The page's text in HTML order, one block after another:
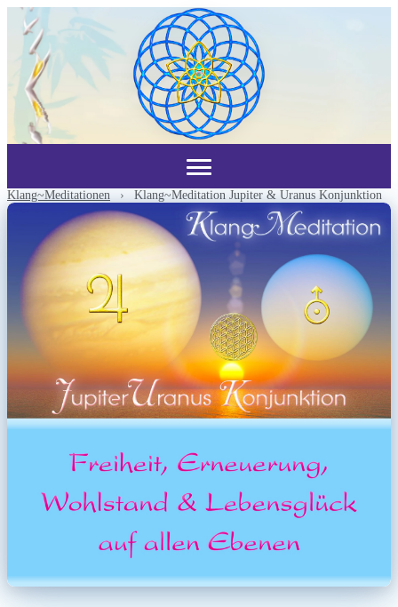
Klang~Meditationen › Klang~Meditation Jupiter & Uranus Konjunktion